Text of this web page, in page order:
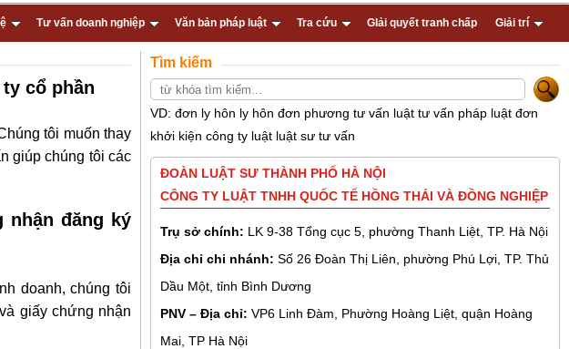
Tư vấn doanh nghiệp Văn bản pháp luật Tra cứu GIải quyết tranh chấp Giải trí
cổ phần
tôi muốn thay
giúp chúng tôi các
nhận đăng ký
doanh, chúng tôi
giấy chứng nhận
Tìm kiếm
VD: đơn ly hôn ly hôn đơn phương tư vấn luật tư vấn pháp luật đơn
khởi kiện công ty luật luật sư tư vấn
ĐOÀN LUẬT SƯ THÀNH PHỐ HÀ NỘI
CÔNG TY LUẬT TNHH QUỐC TẾ HỒNG THÁI VÀ ĐỒNG NGHIỆP
Trụ sở chính: LK 9-38 Tổng cục 5, phường Thanh Liệt, TP. Hà Nội
Địa chỉ chi nhánh: Số 26 Đoàn Thị Liên, phường Phú Lợi, TP. Thủ
Dầu Một, tỉnh Bình Dương
PNV – Địa chỉ: VP6 Linh Đàm, Phường Hoàng Liệt, quận Hoàng
Mai, TP Hà Nội